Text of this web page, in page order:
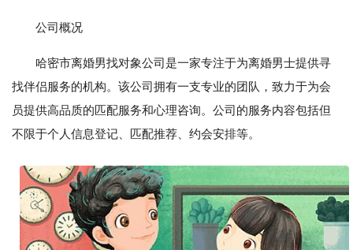
公司概况
哈密市离婚男找对象公司是一家专注于为离婚男士提供寻
找伴侣服务的机构。该公司拥有一支专业的团队，致力于为会
员提供高品质的匹配服务和心理咨询。公司的服务内容包括但
不限于个人信息登记、匹配推荐、约会安排等。